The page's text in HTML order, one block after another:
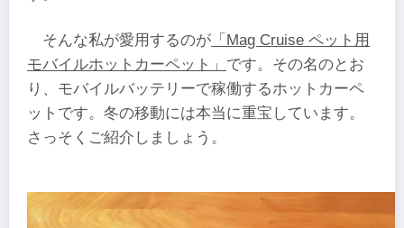
そんな私が愛用するのが 「Mag Cruise ペット用
モバイルホットカーペット」 です。その名のとお
り、モバイルバッテリーで稼働するホットカーペ
ットです。冬の移動には本当に重宝しています。
さっそくご紹介しましょう。